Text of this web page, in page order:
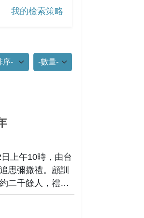
我的檢索策略
每頁筆數
上午10時，由台
思彌撒禮。顧訓
二千餘人，禮堂
台中市的主要街
公墓後，依照天